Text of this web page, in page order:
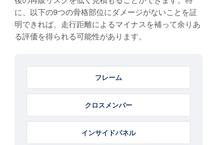
に、以下の9つの骨格部位にダメージがないことを証
明できれば、走行距離によるマイナスを補って余りあ
る評価を得られる可能性があります。
フレーム
クロスメンバー
インサイドパネル